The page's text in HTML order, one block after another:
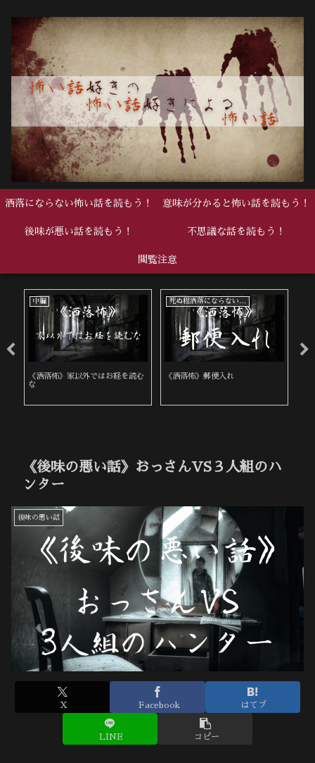
洒落にならない怖い話を読もう！ 意味が分かると怖い話を読もう！
後味が悪い話を読もう！ 不思議な話を読もう！
閲覧注意
中編
《洒落怖》家以外ではお経を読む
な
死ぬ程洒落にならない怖い話
《洒落怖》郵便入れ
《後味の悪い話》おっさんVS３人組のハ
ンター
後味の悪い話
X Facebook はてブ
LINE コピー